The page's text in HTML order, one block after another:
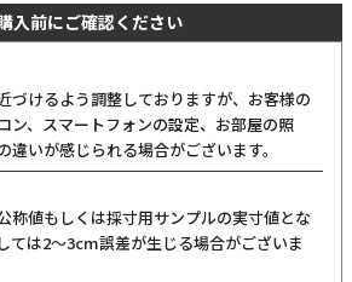
入前にご確認ください
づけるよう調整しておりますが、お客様の
ン、スマートフォンの設定、お部屋の照
いが感じられる場合がございます。
称値もしくは採寸用サンプルの実寸値とな
ては2〜3cm誤差が生じる場合がございま